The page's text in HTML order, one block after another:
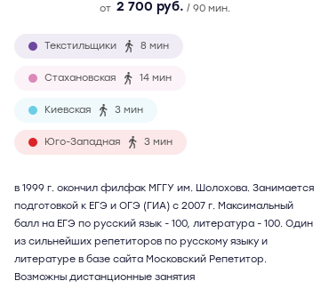
от 2 700 руб. / 90 мин.
Текстильщики 8 мин
Стахановская 14 мин
Киевская 3 мин
Юго-Западная 3 мин
в 1999 г. окончил филфак МГГУ им. Шолохова. Занимается
подготовкой к ЕГЭ и ОГЭ (ГИА) с 2007 г. Максимальный
балл на ЕГЭ по русский язык - 100, литература - 100. Один
из сильнейших репетиторов по русскому языку и
литературе в базе сайта Московский Репетитор.
Возможны дистанционные занятия